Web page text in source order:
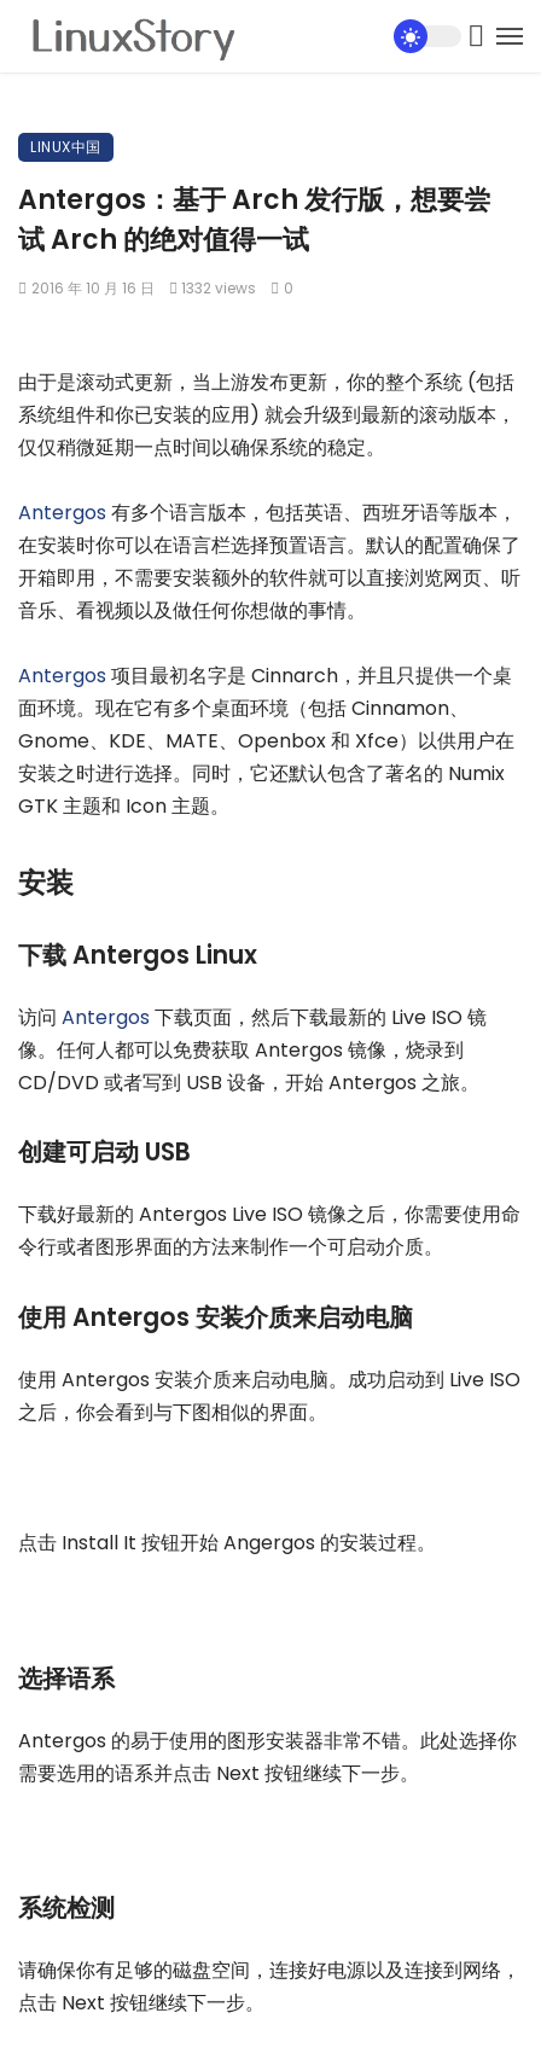
LINUX中国
Antergos：基于 Arch 发行版，想要尝
试 Arch 的绝对值得一试
2016 年 10 月 16 日 1332 views 0
由于是滚动式更新，当上游发布更新，你的整个系统 (包括
系统组件和你已安装的应用) 就会升级到最新的滚动版本，
仅仅稍微延期一点时间以确保系统的稳定。
Antergos 有多个语言版本，包括英语、西班牙语等版本，
在安装时你可以在语言栏选择预置语言。默认的配置确保了
开箱即用，不需要安装额外的软件就可以直接浏览网页、听
音乐、看视频以及做任何你想做的事情。
Antergos 项目最初名字是 Cinnarch，并且只提供一个桌
面环境。现在它有多个桌面环境（包括 Cinnamon、
Gnome、KDE、MATE、Openbox 和 Xfce）以供用户在
安装之时进行选择。同时，它还默认包含了著名的 Numix
GTK 主题和 Icon 主题。
安装
下载 Antergos Linux
访问 Antergos 下载页面，然后下载最新的 Live ISO 镜
像。任何人都可以免费获取 Antergos 镜像，烧录到
CD/DVD 或者写到 USB 设备，开始 Antergos 之旅。
创建可启动 USB
下载好最新的 Antergos Live ISO 镜像之后，你需要使用命
令行或者图形界面的方法来制作一个可启动介质。
使用 Antergos 安装介质来启动电脑
使用 Antergos 安装介质来启动电脑。成功启动到 Live ISO
之后，你会看到与下图相似的界面。
点击 Install It 按钮开始 Angergos 的安装过程。
选择语系
Antergos 的易于使用的图形安装器非常不错。此处选择你
需要选用的语系并点击 Next 按钮继续下一步。
系统检测
请确保你有足够的磁盘空间，连接好电源以及连接到网络，
点击 Next 按钮继续下一步。